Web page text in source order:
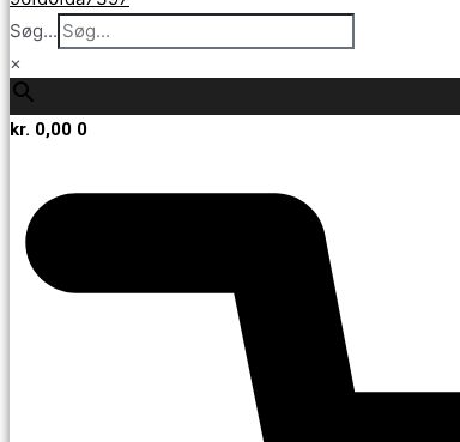
Søg...
×
kr. 0,00 0